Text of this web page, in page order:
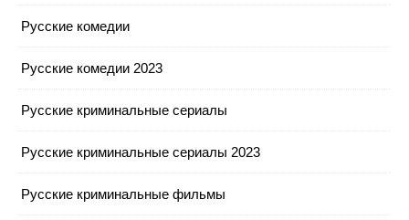
Русские комедии
Русские комедии 2023
Русские криминальные сериалы
Русские криминальные сериалы 2023
Русские криминальные фильмы